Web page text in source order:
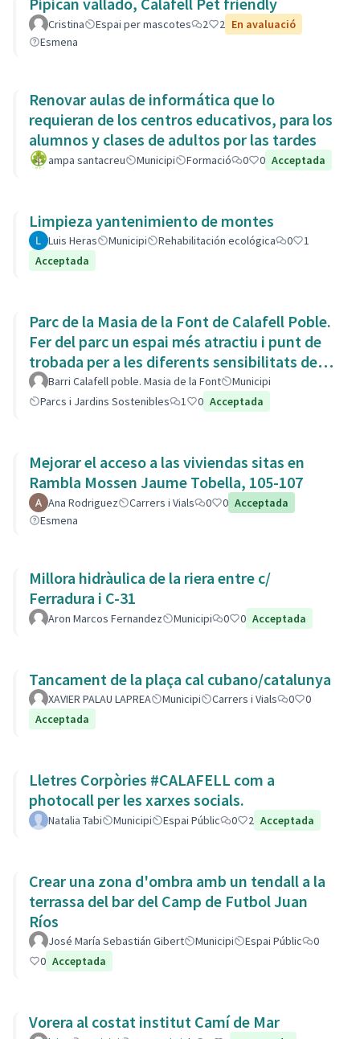
Cristina Espai per mascotes 2 2 En avaluació
Esmena
Renovar aulas de informática que lo
requieran de los centros educativos, para los
alumnos y clases de adultos por las tardes
ampa santacreu Municipi Formació 0 0 Acceptada
Limpieza yantenimiento de montes
Luis Heras Municipi Rehabilitación ecológica 0
1
Acceptada
Parc de la Masia de la Font de Calafell Poble.
Fer del parc un espai més atractiu i punt de
trobada per a les diferents sensibilitats del
barri.Barri Calafell poble. Masia de la Font
Municipi
Parcs i Jardins Sostenibles
1 0 Acceptada
Mejorar el acceso a las viviendas sitas en
Rambla Mossen Jaume Tobella, 105-107
Ana Rodriguez Carrers i Vials 0 0 Acceptada
Esmena
Millora hidràulica de la riera entre c/
Ferradura i C-31
Aron Marcos Fernandez Municipi 0 0 Acceptada
Tancament de la plaça cal cubano/catalunya
XAVIER PALAU LAPREA Municipi Carrers i Vials 0
0
Acceptada
Lletres Corpòries #CALAFELL com a
photocall per les xarxes socials.
Natalia Tabi Municipi Espai Públic 0 2 Acceptada
Crear una zona d'ombra amb un tendall a la
terrassa del bar del Camp de Futbol Juan
Ríos
José María Sebastián Gibert Municipi Espai Públic
0
0 Acceptada
Vorera al costat institut Camí de Mar